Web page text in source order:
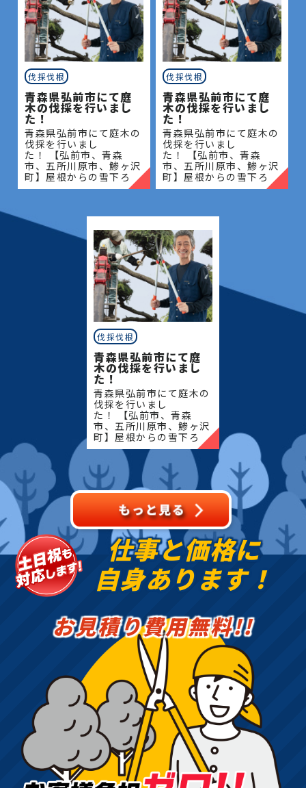
伐採伐根
青森県弘前市にて庭
木の伐採を行いまし
た！
青森県弘前市にて庭木の
伐採を行いまし
た！ 【弘前市、青森
市、五所川原市、鯵ヶ沢
町】屋根からの雪下ろ
し・除雪・排雪などの作
定・草刈りなどのお庭の
こと、造園・
伐採伐根
青森県弘前市にて庭
木の伐採を行いまし
た！
青森県弘前市にて庭木の
伐採を行いまし
た！ 【弘前市、青森
市、五所川原市、鯵ヶ沢
町】屋根からの雪下ろ
し・除雪・排雪などの作
定・草刈りなどのお庭の
こと、造園・
伐採伐根
青森県弘前市にて庭
木の伐採を行いまし
た！
青森県弘前市にて庭木の
伐採を行いまし
た！ 【弘前市、青森
市、五所川原市、鯵ヶ沢
町】屋根からの雪下ろ
し・除雪・排雪などの作
業もお任せください！地
域密着で伐採・抜根・剪
定・草刈りなどのお庭の
こと、造園・
仕事と価格に
自身あります！
お見積り費用無料!!